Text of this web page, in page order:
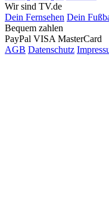
Wir sind TV.de
Dein Fernsehen Dein
Bequem zahlen
PayPal VISA MasterCard
AGB Datenschutz